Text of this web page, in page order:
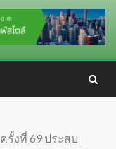
รั้งที่ 69 ประสบ